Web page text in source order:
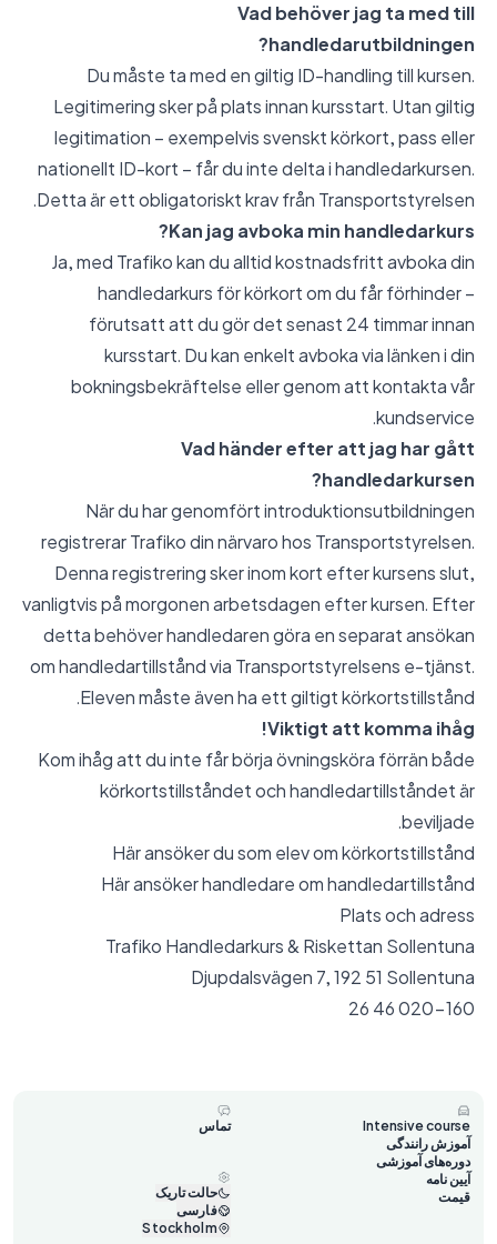
Vad behöver jag ta med till
handledarutbildningen?
Du måste ta med en giltig ID-handling till kursen.
Legitimering sker på plats innan kursstart. Utan giltig
legitimation – exempelvis svenskt körkort, pass eller
nationellt ID-kort – får du inte delta i handledarkursen.
Detta är ett obligatoriskt krav från Transportstyrelsen.
Kan jag avboka min handledarkurs?
Ja, med Trafiko kan du alltid kostnadsfritt avboka din
handledarkurs för körkort om du får förhinder –
förutsatt att du gör det senast 24 timmar innan
kursstart. Du kan enkelt avboka via länken i din
bokningsbekräftelse eller genom att kontakta vår
kundservice.
Vad händer efter att jag har gått
handledarkursen?
När du har genomfört introduktionsutbildningen
registrerar Trafiko din närvaro hos Transportstyrelsen.
Denna registrering sker inom kort efter kursens slut,
vanligtvis på morgonen arbetsdagen efter kursen. Efter
detta behöver handledaren göra en separat ansökan
om handledartillstånd via Transportstyrelsens e-tjänst.
Eleven måste även ha ett giltigt körkortstillstånd.
Viktigt att komma ihåg!
Kom ihåg att du inte får börja övningsköra förrän både
körkortstillståndet och handledartillståndet är
beviljade.
Här ansöker du som elev om körkortstillstånd
Här ansöker handledare om handledartillstånd
Plats och adress
Trafiko Handledarkurs & Riskettan Sollentuna
Djupdalsvägen 7, 192 51 Sollentuna
020-160 46 26
Intensive course
آموزش رانندگی
دوره‌های آموزشی
آیین نامه
قیمت
تماس
حالت تاریک
فارسی
Stockholm